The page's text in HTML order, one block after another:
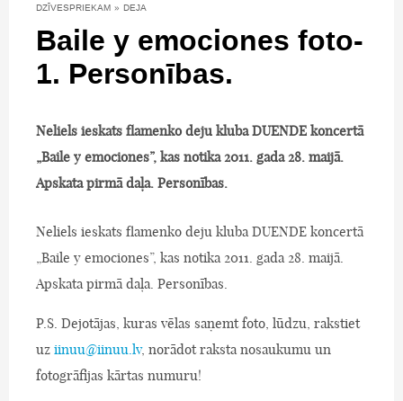
DZĪVESPRIEKAM » DEJA
Baile y emociones foto-
1. Personības.
Neliels ieskats flamenko deju kluba DUENDE koncertā
„Baile y emociones”, kas notika 2011. gada 28. maijā.
Apskata pirmā daļa. Personības.
Neliels ieskats flamenko deju kluba DUENDE koncertā
„Baile y emociones”, kas notika 2011. gada 28. maijā.
Apskata pirmā daļa. Personības.
P.S. Dejotājas, kuras vēlas saņemt foto, lūdzu, rakstiet
uz iinuu@iinuu.lv, norādot raksta nosaukumu un
fotogrāfijas kārtas numuru!